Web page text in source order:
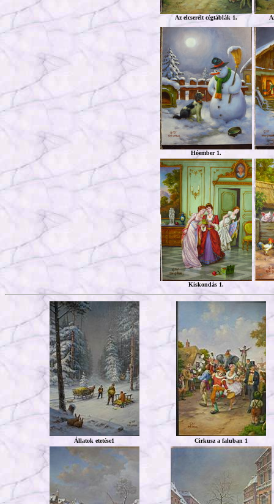
Az elcserélt cégtáblák 1.
Hóember 1.
Kiskondás 1.
Állatok etetése1 Cirkusz a faluban 1